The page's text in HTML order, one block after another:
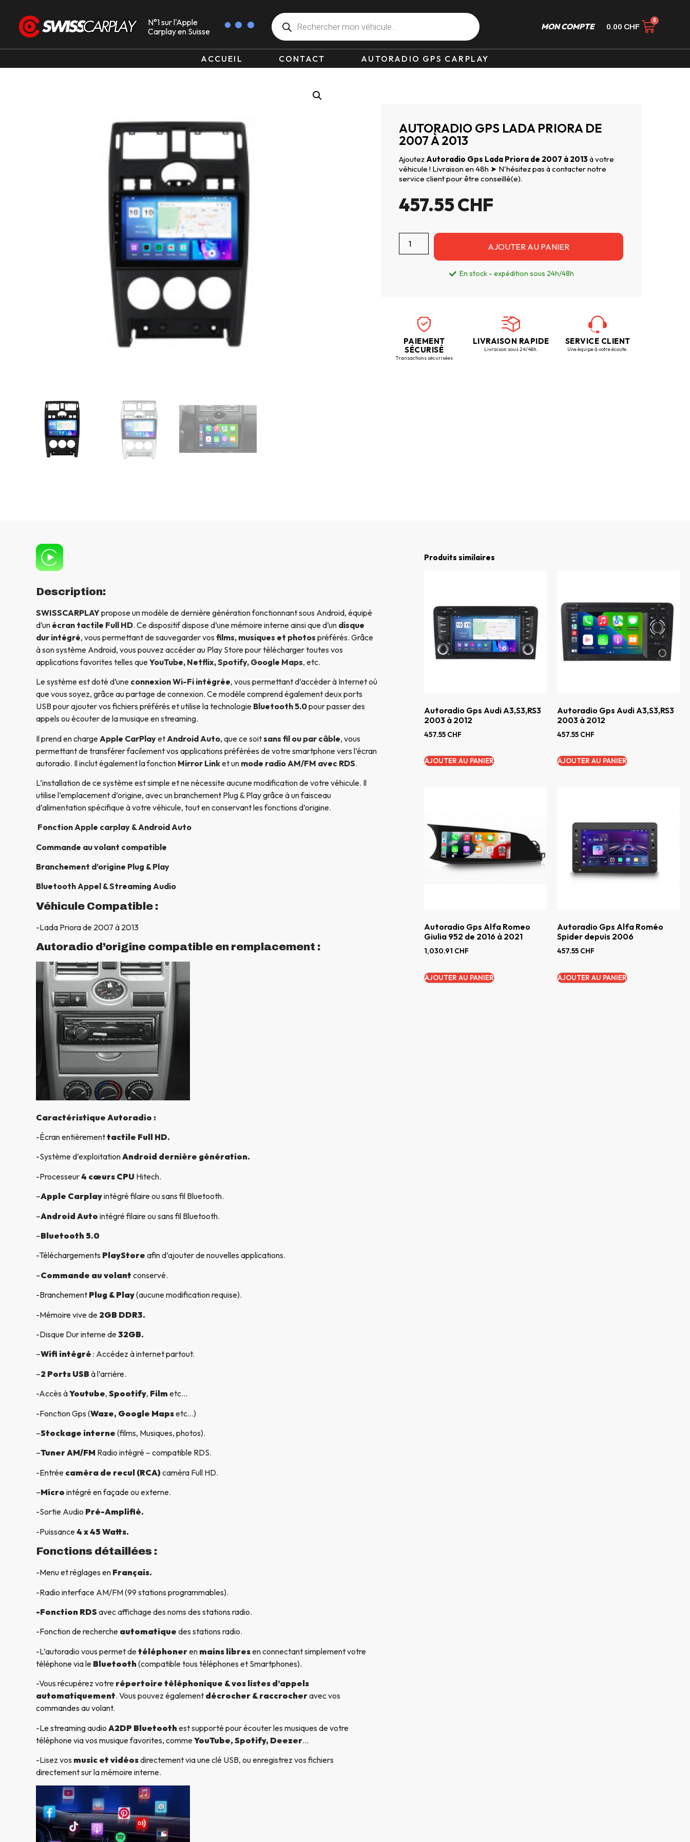
N°1 sur l'Apple
Carplay en Suisse
MON COMPTE 0.00 CHF
ACCUEIL CONTACT AUTORADIO GPS CARPLAY
AUTORADIO GPS LADA PRIORA DE
2007 À 2013
AjoutezAutoradio Gps Lada Priora de 2007 à 2013 à votre
véhicule ! Livraison en 48h ➤ N'hésitez pas à contacter notre
service client pour être conseillé(e).
457.55CHF
AJOUTER AU PANIER
En stock - expédition sous 24h/48h
PAIEMENT
SÉCURISÉ
Transactions sécurisées
LIVRAISON RAPIDE
Livraison sous 24/48h.
SERVICE CLIENT
Une équipe à votre écoute.
Description:
SWISSCARPLAYpropose un modèle de dernière génération fonctionnant sous Android, équipé
d’un écran tactile Full HD. Ce dispositif dispose d’une mémoire interne ainsi que d’un disque
dur intégré, vous permettant de sauvegarder vos films, musiques et photos préférés. Grâce
à son système Android, vous pouvez accéder au Play Store pour télécharger toutes vos
applications favorites telles queYouTube, Netflix, Spotify, Google Maps, etc.
Le système est doté d’une connexion Wi-Fi intégrée, vous permettant d’accéder à Internet où
que vous soyez, grâce au partage de connexion. Ce modèle comprend également deux ports
USB pour ajouter vos fichiers préférés et utilise la technologie Bluetooth 5.0pour passer des
appels ou écouter de la musique en streaming.
Il prend en charge Apple CarPlayet Android Auto, que ce soitsans fil ou par câble, vous
permettant de transférer facilement vos applications préférées de votre smartphone vers l’écran
autoradio. Il inclut également la fonction Mirror Linket un mode radio AM/FM avec RDS.
L’installation de ce système est simple et ne nécessite aucune modification de votre véhicule. Il
utilise l’emplacement d’origine, avec un branchement Plug & Play grâce à un faisceau
d’alimentation spécifique à votre véhicule, tout en conservant les fonctions d’origine.
Fonction Apple carplay & Android Auto
Commande au volant compatible
Branchement d’origine Plug & Play
Bluetooth Appel & Streaming Audio
Véhicule Compatible :
-Lada Priora de 2007 à 2013
Autoradio d’origine compatible en remplacement :
Caractéristique Autoradio :
-Écran entièrementtactile Full HD.
-Système d’exploitationAndroid dernière génération.
-Processeur4 cœurs CPU Hitech.
–Apple Carplayintégré filaire ou sans fil Bluetooth.
–Android Auto intégré filaire ou sans fil Bluetooth.
–Bluetooth 5.0
-Téléchargements PlayStore afin d’ajouter de nouvelles applications.
–Commande au volant conservé.
-Branchement Plug & Play(aucune modification requise).
-Mémoire vive de 2GB DDR3.
-Disque Dur interne de32GB.
–Wifi intégré : Accédez à internet partout.
–2 Ports USBà l’arrière.
-Accès àYoutube, Spootify, Film etc…
-Fonction Gps (Waze, Google Mapsetc…)
–Stockage interne (films, Musiques, photos).
–Tuner AM/FM Radio intégré – compatible RDS.
-Entrée caméra de recul (RCA)caméra Full HD.
–Micro intégré en façade ou externe.
-Sortie Audio Pré-Amplifié.
-Puissance4 x 45 Watts.
Fonctions détaillées :
-Menu et réglages en Français.
-Radio interface AM/FM (99 stations programmables).
-Fonction RDSavec affichage des noms des stations radio.
-Fonction de recherche automatique des stations radio.
-L’autoradio vous permet detéléphoneren mains libresen connectant simplement votre
téléphone via le Bluetooth(compatible tous téléphones et Smartphones).
-Vous récupérez votre répertoire téléphonique & vos listes d’appels
automatiquement. Vous pouvez également décrocher & raccrocheravec vos
commandes au volant.
-Le streaming audio A2DP Bluetoothest supporté pour écouter les musiques de votre
téléphone via vos musique favorites, commeYouTube, Spotify, Deezer…
-Lisez vos music et vidéosdirectement via une clé USB, ou enregistrez vos fichiers
directement sur la mémoire interne.
Produits similaires
Autoradio Gps Audi A3,S3,RS3
2003 à 2012
457.55 CHF
AJOUTER AU PANIER
Autoradio Gps Audi A3,S3,RS3
2003 à 2012
457.55 CHF
AJOUTER AU PANIER
Autoradio Gps Alfa Romeo
Giulia 952 de 2016 à 2021
1,030.91 CHF
AJOUTER AU PANIER
Autoradio Gps Alfa Roméo
Spider depuis 2006
457.55 CHF
AJOUTER AU PANIER